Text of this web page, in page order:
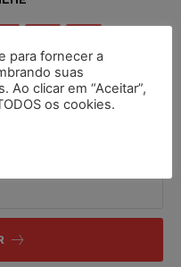
para fornecer a
suas
Ao clicar em “Aceitar”,
os cookies.